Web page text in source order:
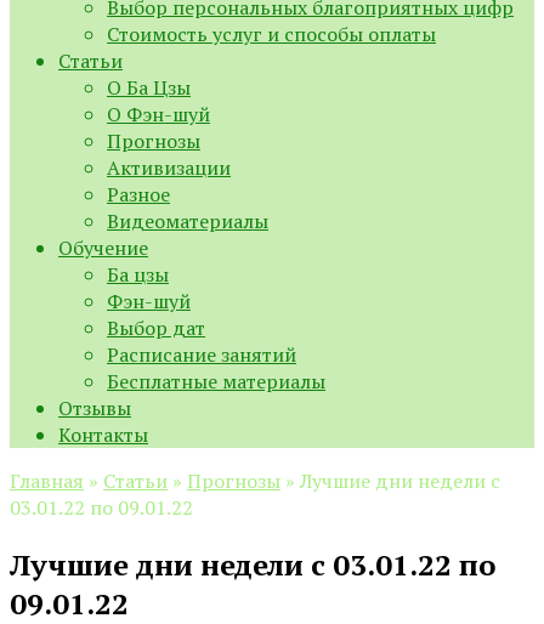
Выбор персональных благоприятных цифр
Стоимость услуг и способы оплаты
Статьи
О Ба Цзы
О Фэн-шуй
Прогнозы
Активизации
Разное
Видеоматериалы
Обучение
Ба цзы
Фэн-шуй
Выбор дат
Расписание занятий
Бесплатные материалы
Отзывы
Контакты
Главная » Статьи » Прогнозы » Лучшие дни недели с
03.01.22 по 09.01.22
Лучшие дни недели с 03.01.22 по
09.01.22